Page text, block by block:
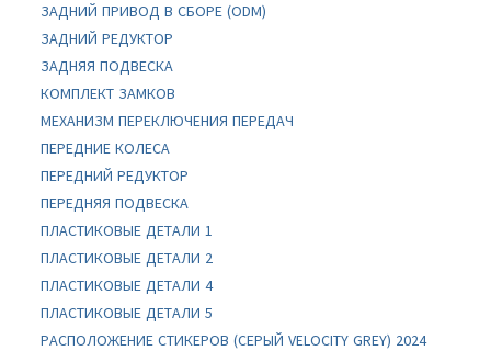
ЗАДНИЙ ПРИВОД В СБОРЕ (ODM)
ЗАДНИЙ РЕДУКТОР
ЗАДНЯЯ ПОДВЕСКА
КОМПЛЕКТ ЗАМКОВ
МЕХАНИЗМ ПЕРЕКЛЮЧЕНИЯ ПЕРЕДАЧ
ПЕРЕДНИЕ КОЛЕСА
ПЕРЕДНИЙ РЕДУКТОР
ПЕРЕДНЯЯ ПОДВЕСКА
ПЛАСТИКОВЫЕ ДЕТАЛИ 1
ПЛАСТИКОВЫЕ ДЕТАЛИ 2
ПЛАСТИКОВЫЕ ДЕТАЛИ 4
ПЛАСТИКОВЫЕ ДЕТАЛИ 5
РАСПОЛОЖЕНИЕ СТИКЕРОВ (СЕРЫЙ VELOCITY GREY) 2024